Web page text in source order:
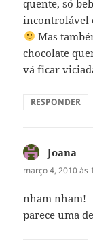
quente, só
incontrolável
Mas
chocolate
vá ficar
RESPONDER
Joana
março 4, 2010 às
nham nham!
parece uma